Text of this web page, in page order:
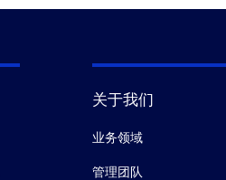
关于我们
业务领域
管理团队